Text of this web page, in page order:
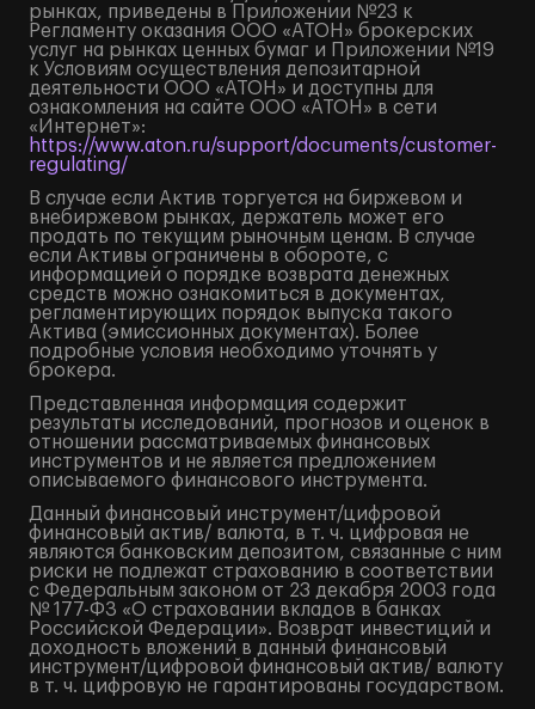
рынках, приведены в Приложении №23 к
Регламенту оказания ООО «АТОН» брокерских
услуг на рынках ценных бумаг и Приложении №19
к Условиям осуществления депозитарной
деятельности ООО «АТОН» и доступны для
ознакомления на сайте ООО «АТОН» в сети
«Интернет»:
https://www.aton.ru/support/documents/customer-
regulating/
В случае если Актив торгуется на биржевом и
внебиржевом рынках, держатель может его
продать по текущим рыночным ценам. В случае
если Активы ограничены в обороте, с
информацией о порядке возврата денежных
средств можно ознакомиться в документах,
регламентирующих порядок выпуска такого
Актива (эмиссионных документах). Более
подробные условия необходимо уточнять у
брокера.
Представленная информация содержит
результаты исследований, прогнозов и оценок в
отношении рассматриваемых финансовых
инструментов и не является предложением
описываемого финансового инструмента.
Данный финансовый инструмент/цифровой
финансовый актив/ валюта, в т. ч. цифровая не
являются банковским депозитом, связанные с ним
риски не подлежат страхованию в соответствии
с Федеральным законом от 23 декабря 2003 года
№ 177-ФЗ «О страховании вкладов в банках
Российской Федерации». Возврат инвестиций и
доходность вложений в данный финансовый
инструмент/цифровой финансовый актив/ валюту
в т. ч. цифровую не гарантированы государством.